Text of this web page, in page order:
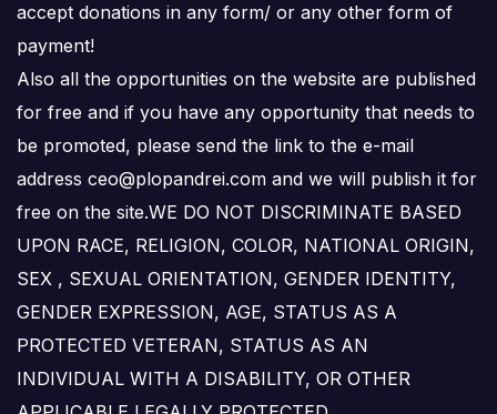
accept donations in any form/ or any other form of
payment!
Also all the opportunities on the website are published
for free and if you have any opportunity that needs to
be promoted, please send the link to the e-mail
address ceo@plopandrei.com and we will publish it for
free on the site.WE DO NOT DISCRIMINATE BASED
UPON RACE, RELIGION, COLOR, NATIONAL ORIGIN,
SEX , SEXUAL ORIENTATION, GENDER IDENTITY,
GENDER EXPRESSION, AGE, STATUS AS A
PROTECTED VETERAN, STATUS AS AN
INDIVIDUAL WITH A DISABILITY, OR OTHER